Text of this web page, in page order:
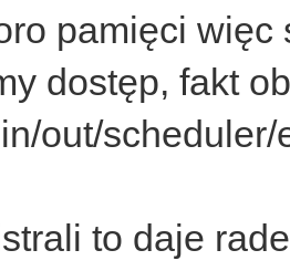
pamięci więc
dostęp, fakt
out/
to daje